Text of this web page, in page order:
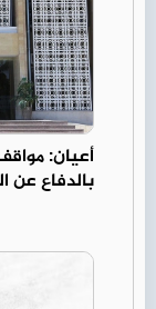
أعيان:
بالدفاع عن